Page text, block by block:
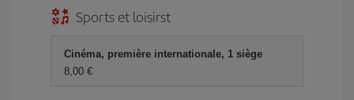
Sports et loisirst
Cinéma, première internationale, 1 siège
8,00 €